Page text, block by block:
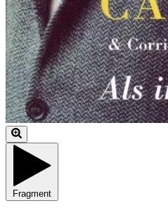
Fragment